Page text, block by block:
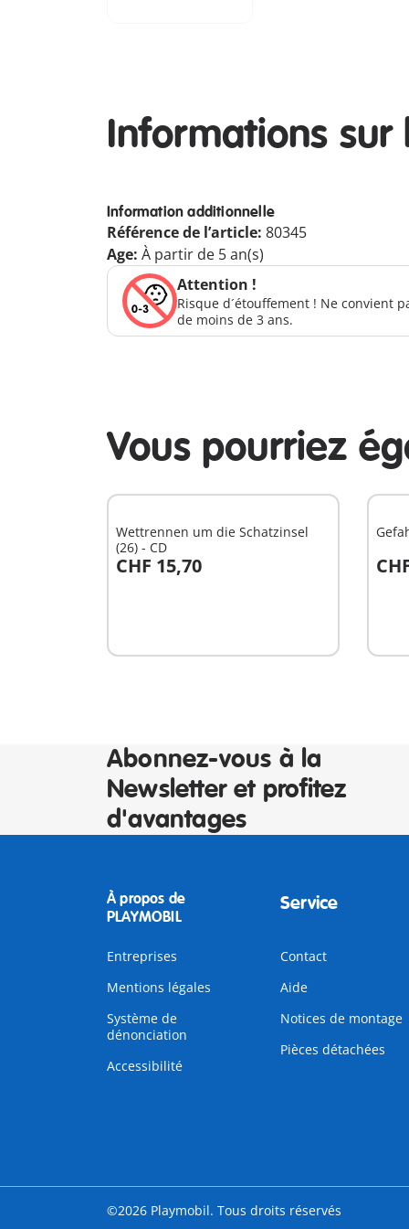
Informations sur
Information additionnelle
Référence de l’article: 80345
Age: À partir de 5 an(s)
Attention !
Risque d´étouffement ! Ne convient
de moins de 3 ans.
Vous pourriez
Wettrennen um die Schatzinsel
(26) - CD
CHF 15,70
Au panier
Abonnez-vous à la
Newsletter et profitez
d'avantages
À propos de
PLAYMOBIL
Entreprises
Mentions légales
Système de
dénonciation
Accessibilité
Service
Contact
Aide
Notices de montage
Pièces détachées
©2026 Playmobil. Tous droits réservés